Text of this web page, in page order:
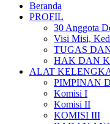
Beranda
PROFIL
30 Anggota
Visi Misi,
TUGAS
HAK DAN
ALAT
PIMPINAN
Komisi I
Komisi II
KOMISI III